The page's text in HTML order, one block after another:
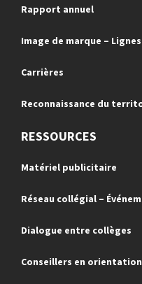
Rapport annuel
Image de marque –
Carrières
Reconnaissance du
RESSOURCES
Matériel publicitaire
Réseau collégial –
Dialogue entre collèges
Conseillers en orientation